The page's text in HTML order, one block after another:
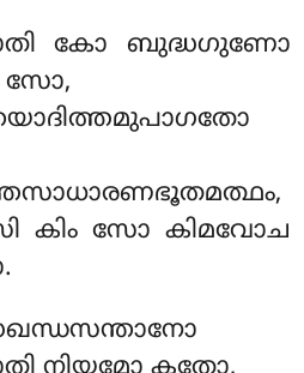
കോ ബുദ്ധഗുണോ
സോ,
കിം സോ കിമവോച